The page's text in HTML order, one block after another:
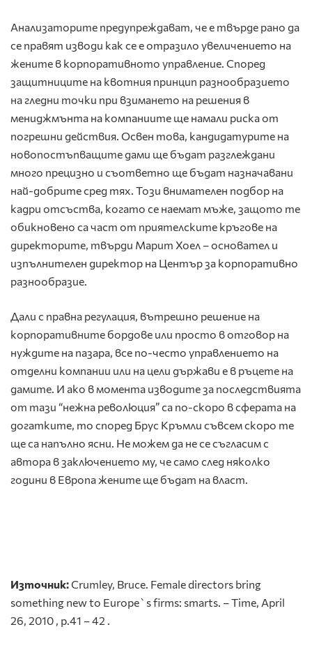
Анализаторите предупреждават, че е твърде рано да
се правят изводи как се е отразило увеличението на
жените в корпоративното управление. Според
защитниците на квотния принцип разнообразието
на гледни точки при взимането на решения в
мениджмънта на компаниите ще намали риска от
погрешни действия. Освен това, кандидатурите на
новопостъпващите дами ще бъдат разглеждани
много прецизно и съответно ще бъдат назначавани
най-добрите сред тях. Този внимателен подбор на
кадри отсъства, когато се наемат мъже, защото те
обикновено са част от приятелските кръгове на
директорите, твърди Марит Хоел – основател и
изпълнителен директор на Център за корпоративно
разнообразие.
Дали с правна регулация, вътрешно решение на
корпоративните бордове или просто в отговор на
нуждите на пазара, все по-често управлението на
отделни компании или на цели държави е в ръцете на
дамите. И ако в момента изводите за последствията
от тази “нежна революция” са по-скоро в сферата на
догатките, то според Брус Кръмли съвсем скоро те
ще са напълно ясни. Не можем да не се съгласим с
автора в заключението му, че само след няколко
години в Европа жените ще бъдат на власт.
Източник:Crumley, Bruce. Female directors bring
something new to Europe`s firms: smarts. – Time, April
26, 2010 , p.41 – 42 .